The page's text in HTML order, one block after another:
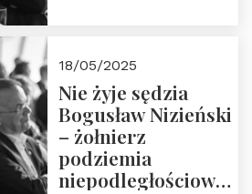
18/05/2025
Nie żyje sędzia
Bogusław Nizieński
– żołnierz
podziemia
niepodległościowego